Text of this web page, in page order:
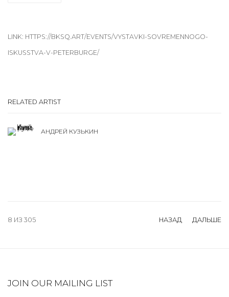
LINK: HTTPS://BKSQ.ART/EVENTS/VYSTAVKI-SOVREMENNOGO-
ISKUSSTVA-V-PETERBURGE/
RELATED ARTIST
АНДРЕЙ КУЗЬКИН
НАЗАД ДАЛЬШЕ
8 ИЗ 305
JOIN OUR MAILING LIST